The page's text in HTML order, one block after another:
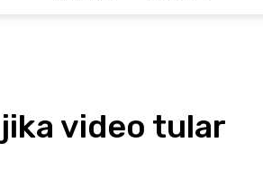
Times
video tular